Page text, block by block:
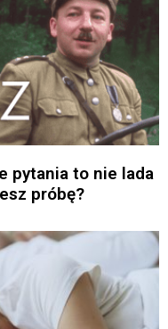
pytania to nie lada
próbę?